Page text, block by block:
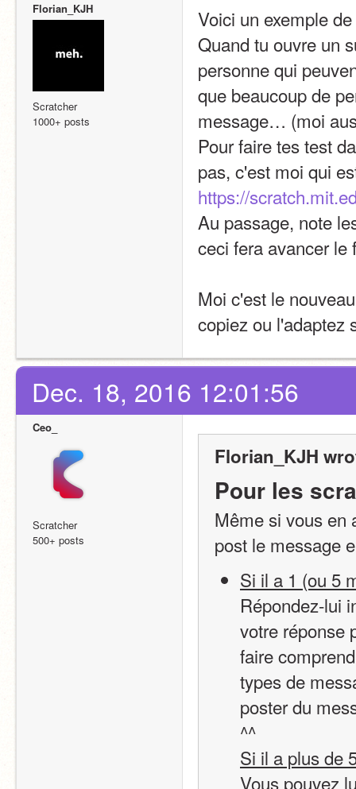
Florian_KJH
Scratcher
1000+ posts
Voici un exemple
Quand tu ouvre un
personne qui
que beaucoup de
message… (moi
Pour faire tes test
https://
Au passage, note
ceci fera avancer
Moi c'est le
copiez ou l'adaptez
Dec. 18, 2016 12:01:56
Ceo_
Scratcher
500+ posts
Florian_KJH
Pour les
Même si vous
post le message
Si il a 1 (ou 5
Répondez-lui
votre réponse
faire
types de
poster du
^^
Si il a plus de
Vous pouvez